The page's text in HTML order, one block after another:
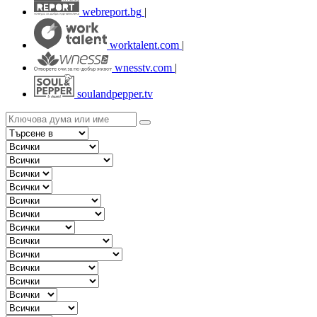
webreport.bg |
worktalent.com |
wnesstv.com |
soulandpepper.tv